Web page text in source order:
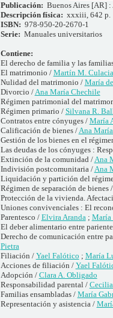
Publicación: Buenos Aires [AR]
Descripción física: xxxiii, 642 p.
ISBN: 978-950-20-2670-1
Serie: Manuales universitarios
Contiene:
El derecho de familia y las
El matrimonio / Martín M.
Nulidad del matrimonio / María
Divorcio /Ana María Chechile
Régimen patrimonial del
Régimen primario / Silvana R.
Contratos entre cónyuges / María
Calificación de bienes /Ana
Gestión de los bienes en el
Las deudas de los cónyuges :
Extinción de la comunidad /Ana
Indivisión postcomunitaria /Ana
Liquidación y partición del
Régimen de separación de bienes /
Protección de la vivienda.
Uniones convivenciales : El
Parentesco / Elvira Aranda; María
El deber alimentario entre
Derecho de comunicación entre
Pietra
Filiación / Yael Falótico ; María
Acciones de filiación / Yael
Adopción / Clara A. Obligado
Responsabilidad parental /
Familias ensambladas / María
Representación y asistencia /